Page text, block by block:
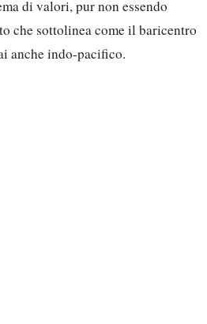
di valori, pur non essendo
che sottolinea come il baricentro
anche indo-pacifico.